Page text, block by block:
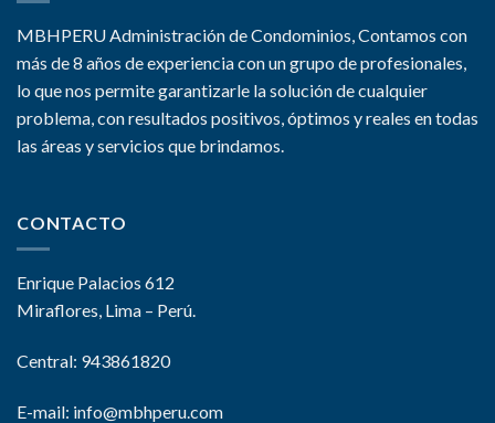
MBHPERU Administración de Condominios, Contamos con
más de 8 años de experiencia con un grupo de profesionales,
lo que nos permite garantizarle la solución de cualquier
problema, con resultados positivos, óptimos y reales en todas
las áreas y servicios que brindamos.
CONTACTO
Enrique Palacios 612
Miraflores, Lima – Perú.
Central: 943861820
E-mail: info@mbhperu.com